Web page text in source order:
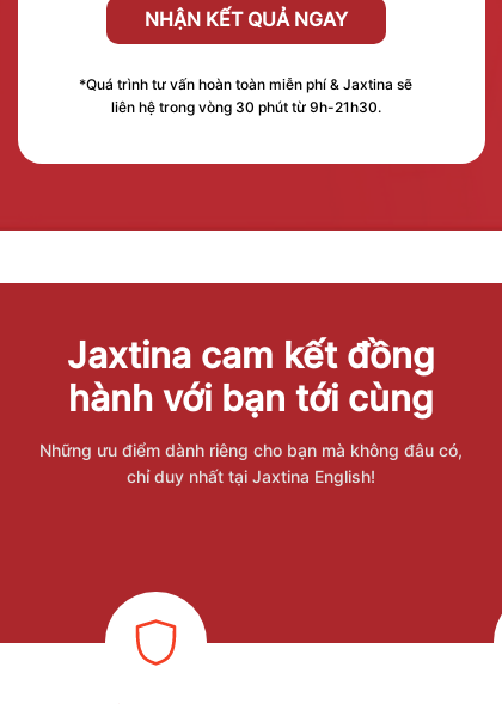
NHẬN KẾT QUẢ NGAY
*Quá trình tư vấn hoàn toàn miễn phí & Jaxtina sẽ
liên hệ trong vòng 30 phút từ 9h-21h30.
Jaxtina cam kết đồng
hành với bạn tới cùng
Những ưu điểm dành riêng cho bạn mà không đâu có,
chỉ duy nhất tại Jaxtina English!